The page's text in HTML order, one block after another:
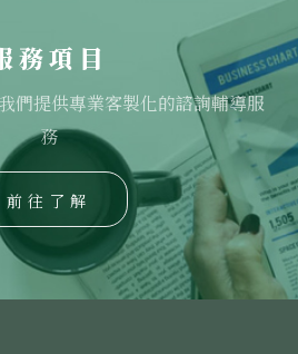
務項目
們提供專業客製化的諮詢輔導服
務
前往了解